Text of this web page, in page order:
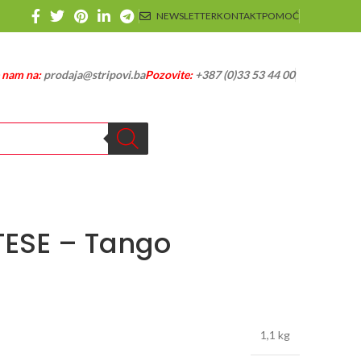
NEWSLETTERKONTAKTPOMOĆ
na:prodaja@stripovi.baPozovite:+387 (0)33 53 44 00
– Tango
1,1 kg